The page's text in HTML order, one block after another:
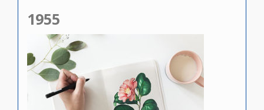
1955